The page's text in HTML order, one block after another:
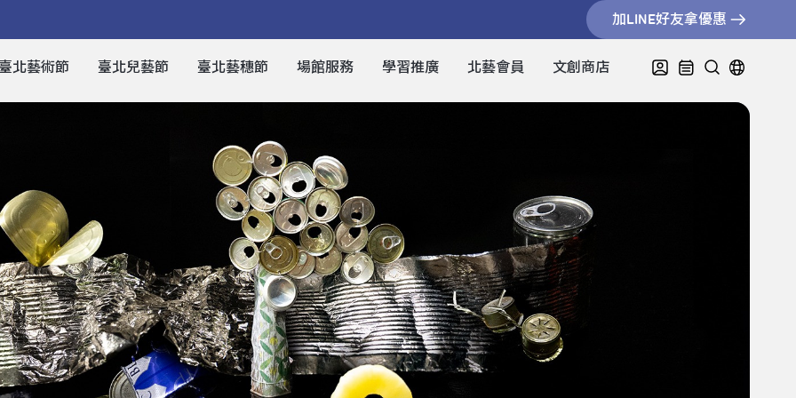
加LINE好友拿優惠
北藝術節 臺北兒藝節 臺北藝穗節 場館服務 學習推廣 北藝會員 文創商店